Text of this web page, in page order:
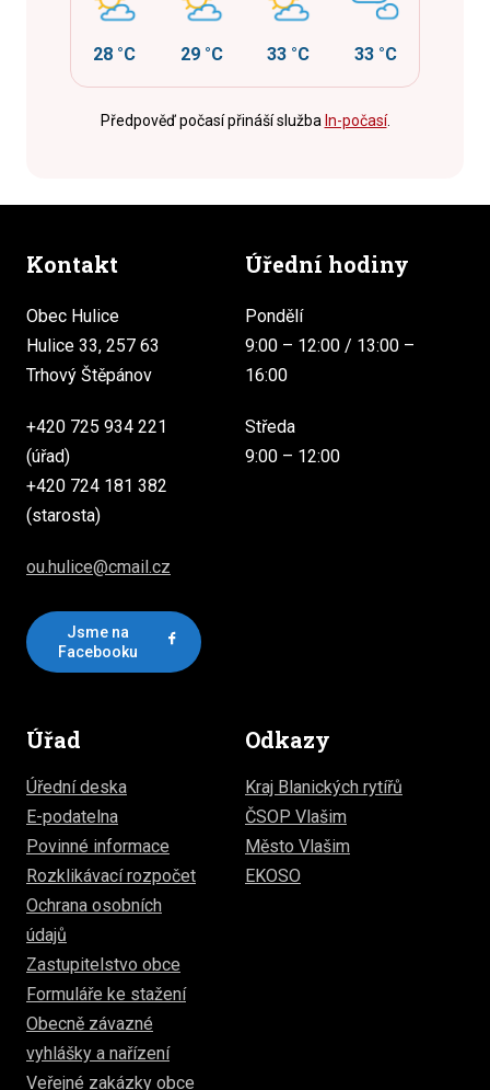
28 °C 29 °C 33 °C 33 °C
Předpověď počasí přináší služba In-počasí.
Kontakt
Obec Hulice
Hulice 33, 257 63
Trhový Štěpánov
+420 725 934 221
(úřad)
+420 724 181 382
(starosta)
ou.hulice@cmail.cz
Jsme na
Facebooku
Úřední hodiny
Pondělí
9:00 – 12:00 / 13:00 –
16:00
Středa
9:00 – 12:00
Úřad
Úřední deska
E-podatelna
Povinné informace
Rozklikávací rozpočet
Ochrana osobních
údajů
Zastupitelstvo obce
Formuláře ke stažení
Obecně závazné
vyhlášky a nařízení
Veřejné zakázky obce
Odkazy
Kraj Blanických rytířů
ČSOP Vlašim
Město Vlašim
EKOSO